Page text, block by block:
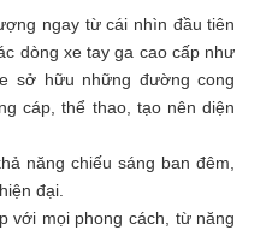
ngay từ cái nhìn đầu tiên
dòng xe tay ga cao cấp như
sở hữu những đường cong
cáp, thể thao, tạo nên diện
năng chiếu sáng ban đêm,
đại.
với mọi phong cách, từ năng